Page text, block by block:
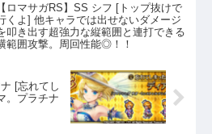
【ロマサガRS】SS シフ [トップ抜けで
くよ] 他キャラでは出せないダメージ
叩き出す超強力な縦範囲と連打できる
範囲攻撃。周回性能◎！！
[忘れてし
。プラチナ